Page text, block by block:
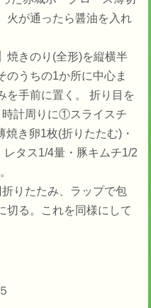
火が通ったら醤油を入れ
焼きのり(全形)を縦横半
のうちの1か所に中心ま
を手前に置く。 折り目を
時計周りに①スライスチ
き卵1枚(折りたたむ)・
タス1/4量・豚キムチ1/2
りたたみ、ラップで包
切る。これを同様にして